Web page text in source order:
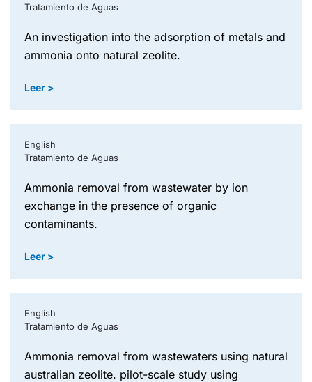
Tratamiento de Aguas
an investigation into the adsorption of metals and
ammonia onto natural zeolite.
Leer >
English
Tratamiento de Aguas
ammonia removal from wastewater by ion
exchange in the presence of organic
contaminants.
Leer >
English
Tratamiento de Aguas
ammonia removal from wastewaters using natural
australian zeolite. pilot-scale study using